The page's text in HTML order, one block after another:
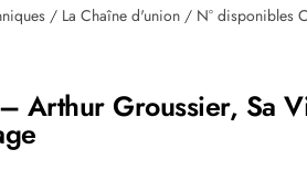
/ La Chaîne d'union/ N° disponibles
Arthur Groussier, Sa